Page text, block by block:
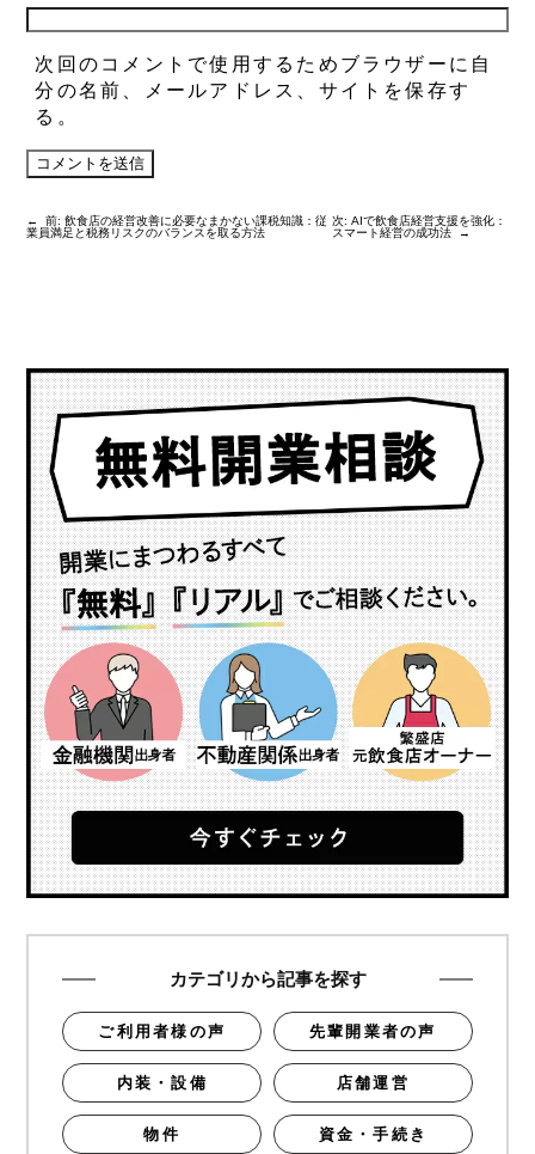
次回のコメントで使用するためブラウザーに自
分の名前、メールアドレス、サイトを保存す
る。
← 前:飲食店の経営改善に必要なまかない課税知識：従
業員満足と税務リスクのバランスを取る方法
次: AIで飲食店経営支援を強化：
スマート経営の成功法
→
カテゴリから記事を探す
ご利用者様の声 先輩開業者の声
内装・設備 店舗運営
物件 資金・手続き